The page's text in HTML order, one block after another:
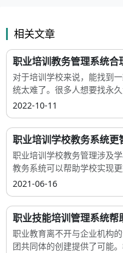
相关文章
职业培训教务管理系统合
对于培训学校来说，能找到
统太难了。很多人想要找永
2022-10-11
职业培训学校教务系统更
职业培训学校教务管理涉及
教务系统可以帮助学校实现
2021-06-16
职业技能培训管理系统帮
职业教育离不开与企业机构
团共同体的创建提供了可能